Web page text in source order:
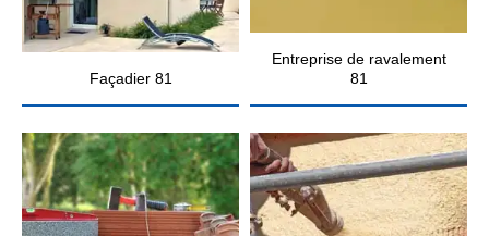
Façadier 81
Entreprise de ravalement
81